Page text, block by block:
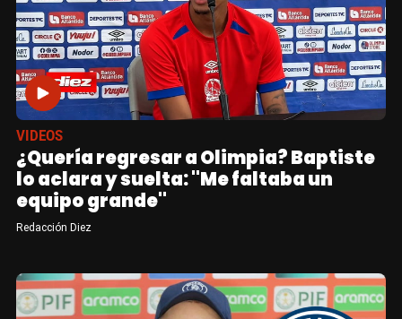
VIDEOS
¿Quería regresar a Olimpia? Baptiste
lo aclara y suelta: "Me faltaba un
equipo grande"
Redacción Diez